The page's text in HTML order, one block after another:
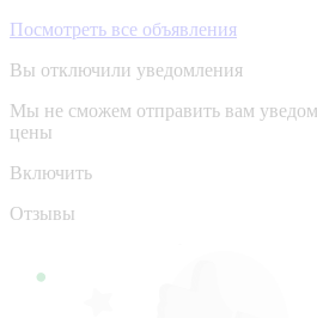
Посмотреть все объявления
Вы отключили уведомления
Мы не сможем отправить вам
цены
Включить
Отзывы